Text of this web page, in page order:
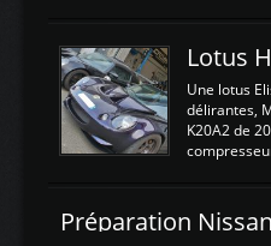
est temps
légere découpe du
negénant en rien la
fonctionnement du
reprogrammation Stage 2
calculateur d'origine.
économique au
d'origine 310cv et
Lotus
Une lotus
délirantes,
K20A2 de
un